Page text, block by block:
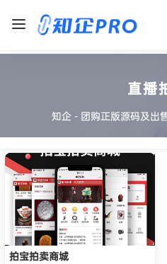
直播
知企 - 团购正版源码及出
拍宝拍卖商城